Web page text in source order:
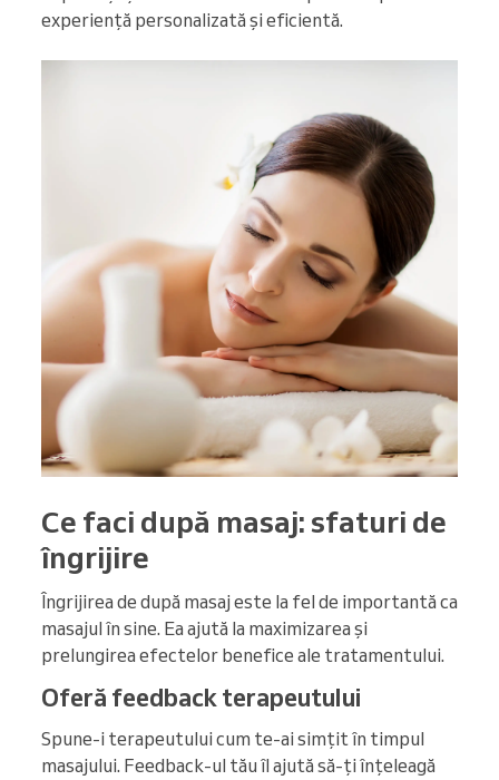
experiență personalizată și eficientă.
Ce faci după masaj: sfaturi de
îngrijire
Îngrijirea de după masaj este la fel de importantă ca
masajul în sine. Ea ajută la maximizarea și
prelungirea efectelor benefice ale tratamentului.
Oferă feedback terapeutului
Spune-i terapeutului cum te-ai simțit în timpul
masajului. Feedback-ul tău îl ajută să-ți înțeleagă